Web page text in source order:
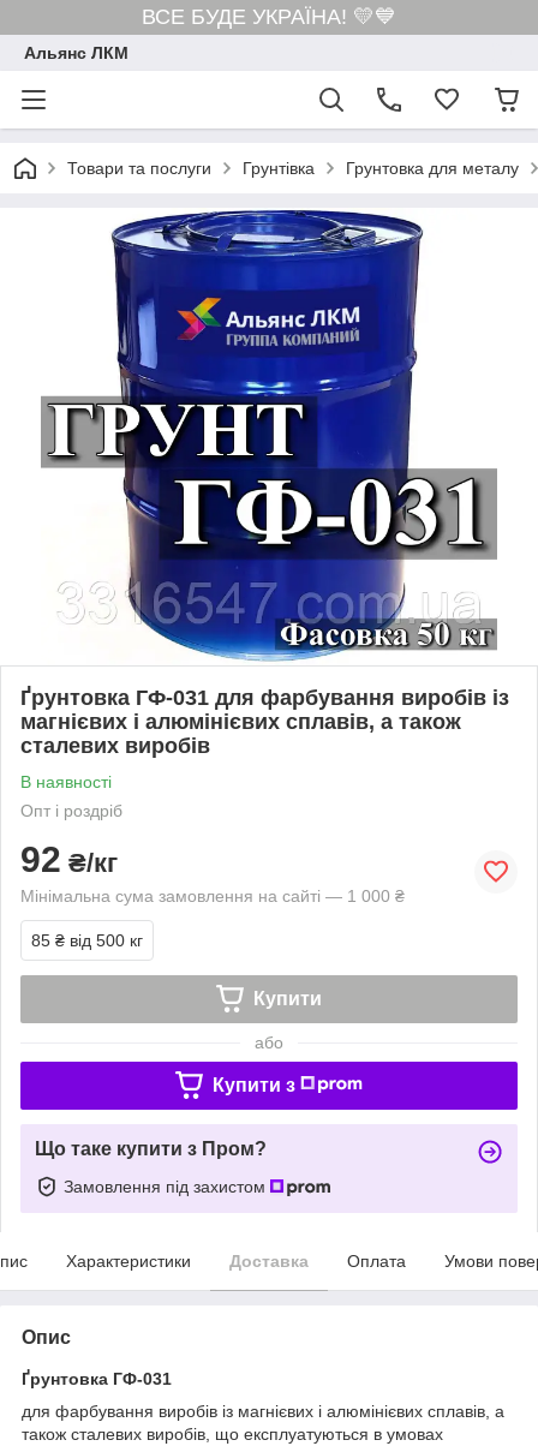
ВСЕ БУДЕ УКРАЇНА! 💛💙
Альянс ЛКМ
Товари та послуги Грунтівка Грунтовка для металу
Ґрунтовка ГФ-031 для фарбування виробів із
магнієвих і алюмінієвих сплавів, а також
сталевих виробів
В наявності
Опт і роздріб
92 ₴/кг
Мінімальна сума замовлення на сайті — 1 000 ₴
85 ₴ від 500 кг
Купити
або
Купити з
Що таке купити з Пром?
Замовлення під захистом
Характеристики Доставка Оплата Умови
Опис
Ґрунтовка ГФ-031
для фарбування виробів із магнієвих і алюмінієвих сплавів, а
також сталевих виробів, що експлуатуються в умовах